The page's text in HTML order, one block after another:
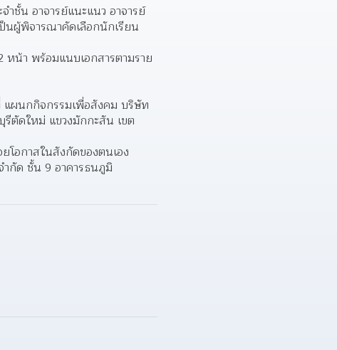
าชั้น อาจารย์แนะแนว อาจารย์
นผู้พิจารณาคัดเลือกนักเรียน
น้า พร้อมแนบเอกสารตามราย
ผนกกิจกรรมเพื่อสังคม บริษัท
ตัดใหม่ แขวงมักกะสัน เขต
โอกาสในสังกัดของตนเอง
ากัด ชั้น 9 อาคารธนภูมิ